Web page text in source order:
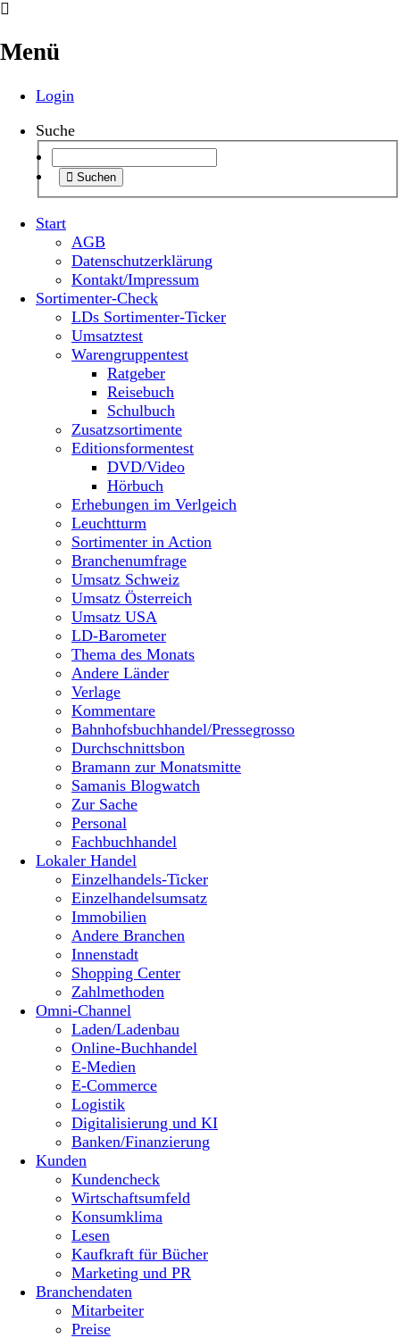
Menü
Login
Suche
Suchen
Start
AGB
Datenschutzerklärung
Kontakt/Impressum
Sortimenter-Check
LDs Sortimenter-Ticker
Umsatztest
Warengruppentest
Ratgeber
Reisebuch
Schulbuch
Zusatzsortimente
Editionsformentest
DVD/Video
Hörbuch
Erhebungen im Verlgeich
Leuchtturm
Sortimenter in Action
Branchenumfrage
Umsatz Schweiz
Umsatz Österreich
Umsatz USA
LD-Barometer
Thema des Monats
Andere Länder
Verlage
Kommentare
Bahnhofsbuchhandel/Pressegrosso
Durchschnittsbon
Bramann zur Monatsmitte
Samanis Blogwatch
Zur Sache
Personal
Fachbuchhandel
Lokaler Handel
Einzelhandels-Ticker
Einzelhandelsumsatz
Immobilien
Andere Branchen
Innenstadt
Shopping Center
Zahlmethoden
Omni-Channel
Laden/Ladenbau
Online-Buchhandel
E-Medien
E-Commerce
Logistik
Digitalisierung und KI
Banken/Finanzierung
Kunden
Kundencheck
Wirtschaftsumfeld
Konsumklima
Lesen
Kaufkraft für Bücher
Marketing und PR
Branchendaten
Mitarbeiter
Preise